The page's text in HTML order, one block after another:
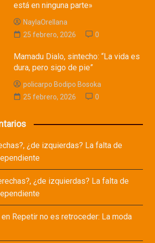
está en ninguna parte»
NaylaOrellana
25 febrero, 2026
0
Mamadu Dialo, sintecho: “La vida es
dura, pero sigo de pie”
policarpo Bodipo Bosoka
25 febrero, 2026
0
¿de izquierdas? La falta de
¿de izquierdas? La falta de
Repetir no es retroceder: La moda